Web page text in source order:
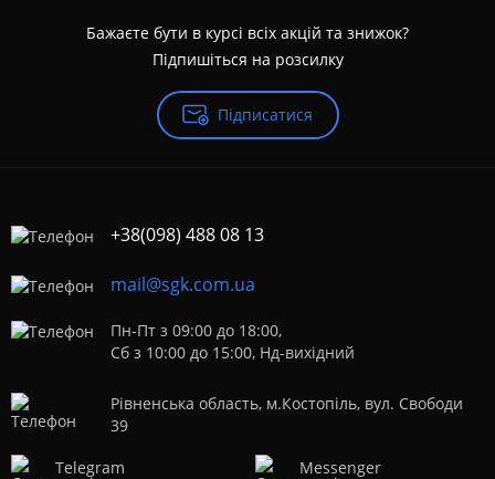
Бажаєте бути в курсі всіх акцій та знижок?
Підпишіться на розсилку
Підписатися
+38(098) 488 08 13
mail@sgk.com.ua
Пн-Пт з 09:00 до 18:00,
Сб з 10:00 до 15:00, Нд-вихідний
Рівненська область, м.Костопіль, вул. Свободи
39
Telegram Messenger